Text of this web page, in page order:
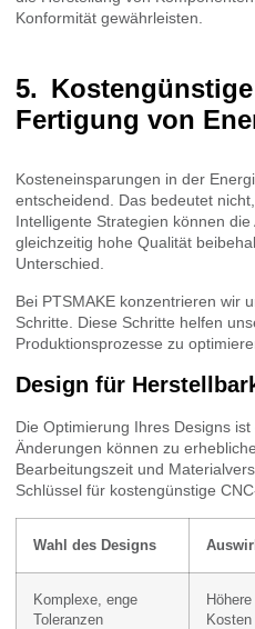
Konformität gewährleisten.
Fertigung von
Kosteneinsparungen in der
entscheidend. Das bedeutet
Intelligente Strategien können
gleichzeitig hohe Qualität
Unterschied.
Bei PTSMAKE konzentrieren wir
Schritte. Diese Schritte helfen
Produktionsprozesse zu
Design für
Die Optimierung Ihres Designs
Änderungen können zu
Bearbeitungszeit und
Schlüssel für kostengünstige
Wahl des Designs
Komplexe, enge
Toleranzen
Kosten